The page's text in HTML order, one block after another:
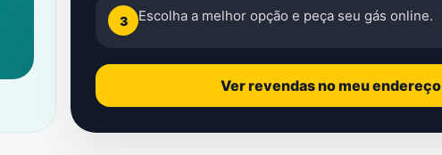
3 Escolha a melhor opção e peça seu gás online.
Ver revendas no meu endereço